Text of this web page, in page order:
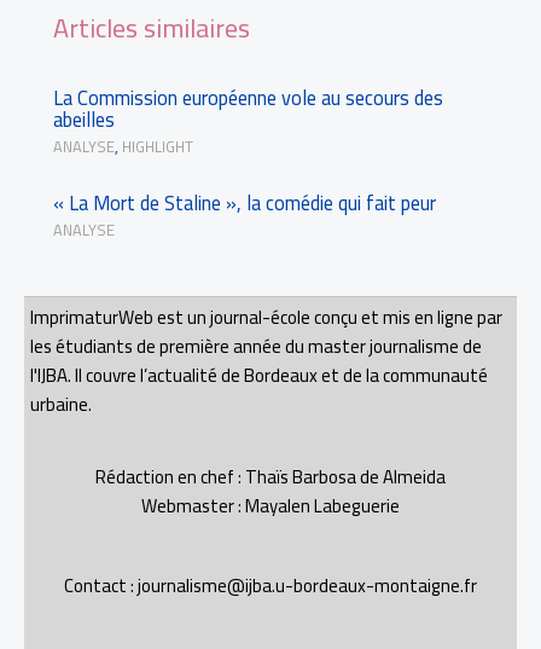
Articles similaires
La Commission européenne vole au secours des
abeilles
ANALYSE, HIGHLIGHT
« La Mort de Staline », la comédie qui fait peur
ANALYSE
ImprimaturWeb est un journal-école conçu et mis en ligne par
les étudiants de première année du master journalisme de
l'IJBA. Il couvre l’actualité de Bordeaux et de la communauté
urbaine.
Rédaction en chef : Thaïs Barbosa de Almeida
Webmaster : Mayalen Labeguerie
Contact : journalisme@ijba.u-bordeaux-montaigne.fr